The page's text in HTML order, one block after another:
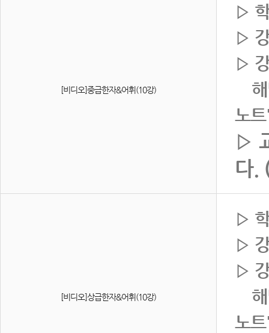
[비디오]중급한자&어휘(10강)
▷
▷
▷
해
노
▷
다.
[비디오]상급한자&어휘(10강)
▷
▷
▷
해
노